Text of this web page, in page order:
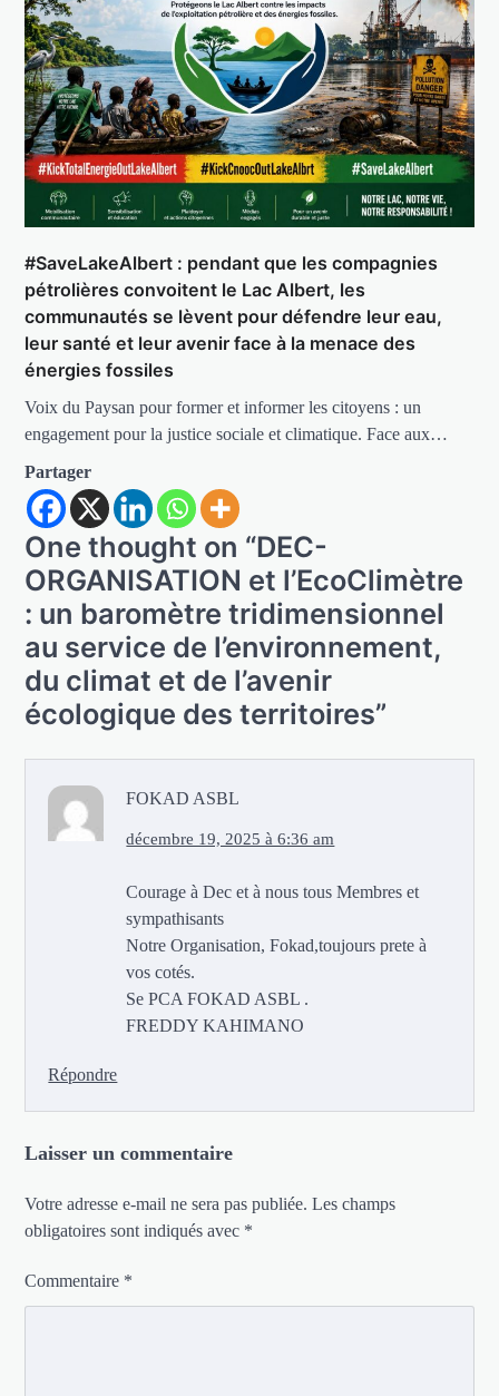
#SaveLakeAlbert : pendant que les compagnies
pétrolières convoitent le Lac Albert, les
communautés se lèvent pour défendre leur eau,
leur santé et leur avenir face à la menace des
énergies fossiles
Voix du Paysan pour former et informer les citoyens : un
engagement pour la justice sociale et climatique. Face aux…
Partager
One thought on “DEC-
ORGANISATION et l’EcoClimètre
: un baromètre tridimensionnel
au service de l’environnement,
du climat et de l’avenir
écologique des territoires”
FOKAD ASBL
décembre 19, 2025 à 6:36 am
Courage à Dec et à nous tous Membres et
sympathisants
Notre Organisation, Fokad,toujours prete à
vos cotés.
Se PCA FOKAD ASBL .
FREDDY KAHIMANO
Répondre
Laisser un commentaire
Votre adresse e-mail ne sera pas publiée. Les champs
obligatoires sont indiqués avec *
Commentaire *